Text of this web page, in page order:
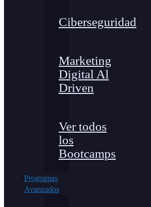
Ciberseguridad
Marketing
Digital Al
Driven
Ver todos
los
Bootcamps
Programas
Avanzados